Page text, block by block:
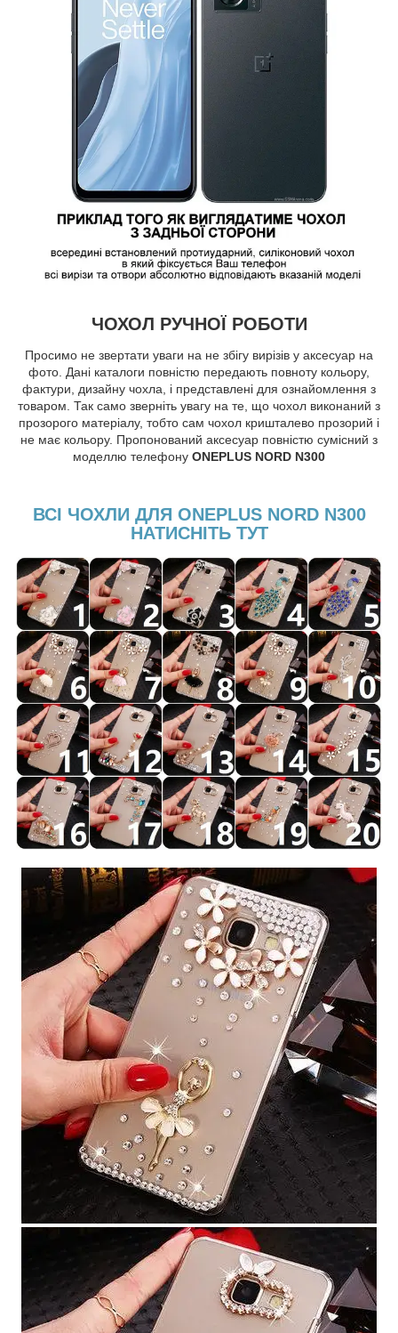
ЧОХОЛ РУЧНОЇ РОБОТИ
Просимо не звертати уваги на не збігу вирізів у аксесуар на
фото. Дані каталоги повністю передають повноту кольору,
фактури, дизайну чохла, і представлені для ознайомлення з
товаром. Так само зверніть увагу на те, що чохол виконаний з
прозорого матеріалу, тобто сам чохол кришталево прозорий і
не має кольору. Пропонований аксесуар повністю сумісний з
моделлю телефону ONEPLUS NORD N300
ВСІ ЧОХЛИ ДЛЯ ONEPLUS NORD N300
НАТИСНІТЬ ТУТ